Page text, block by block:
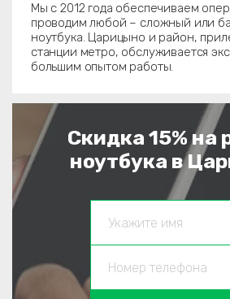
Мы с 2012 года обеспечиваем
проводим любой – сложный или
ноутбука. Царицыно и район,
станции метро, обслуживается
большим опытом работы.
Скидка 15% на
ноутбука в